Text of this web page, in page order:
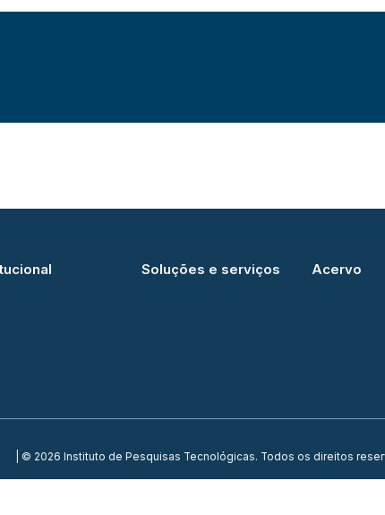
Soluções e serviços Acervo
| © 2026 Instituto de Pesquisas Tecnológicas. Todos os direitos